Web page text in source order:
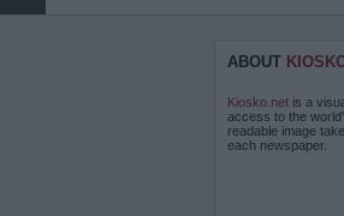
ABOUT
Kiosko.net is a
access to the
readable image
each newspaper.